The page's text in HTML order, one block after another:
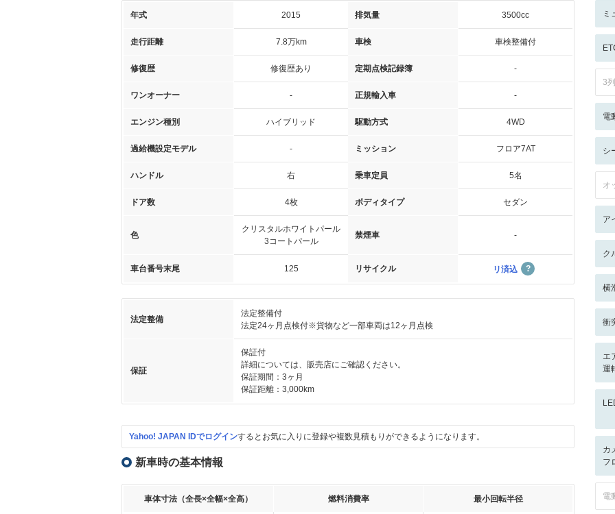
年式 2015 排気量 3500cc
走行距離 7.8万km 車検 車検整備付
修復歴 修復歴あり 定期点検記録簿 -
ワンオーナー - 正規輸入車 -
エンジン種別 ハイブリッド 駆動方式 4WD
過給機設定モデル - ミッション フロア7AT
ハンドル 右 乗車定員 5名
ドア数 4枚 ボディタイプ セダン
色
クリスタルホワイトパール
3コートパール
禁煙車 -
車台番号末尾 125 リサイクル リ済込
法定整備
法定整備付
法定24ヶ月点検付※貨物など一部車両は12ヶ月点検
保証
保証付
詳細については、販売店にご確認ください。
保証期間：3ヶ月
保証距離：3,000km
Yahoo! JAPAN IDでログインするとお気に入りに登録や複数見積もりができるようになります。
新車時の基本情報
車体寸法（全長×全幅×全高） 燃料消費率 最小回転半径
ミ
3
電
シ
オ
ア
ク
横
衝
エ
運
カ
フ
電